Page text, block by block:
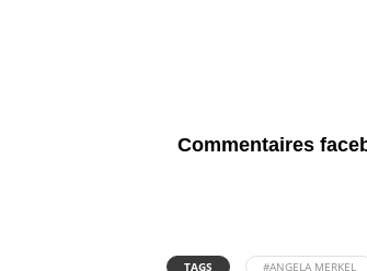
Commentaires
TAGS #ANGELA MERKEL